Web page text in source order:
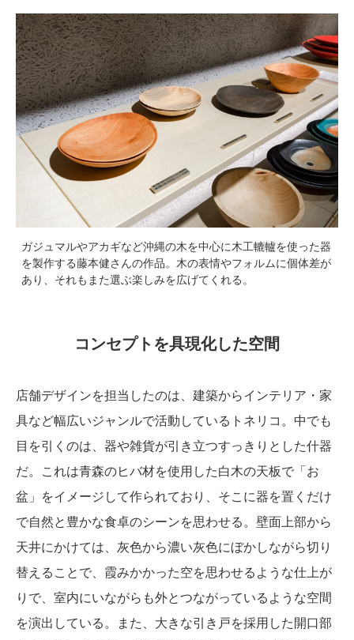
ガジュマルやアカギなど沖縄の木を中心に木工轆轤を使った器
を製作する藤本健さんの作品。木の表情やフォルムに個体差が
あり、それもまた選ぶ楽しみを広げてくれる。
コンセプトを具現化した空間
店舗デザインを担当したのは、建築からインテリア・家
具など幅広いジャンルで活動しているトネリコ。中でも
目を引くのは、器や雑貨が引き立つすっきりとした什器
だ。これは青森のヒバ材を使用した白木の天板で「お
盆」をイメージして作られており、そこに器を置くだけ
で自然と豊かな食卓のシーンを思わせる。壁面上部から
天井にかけては、灰色から濃い灰色にぼかしながら切り
替えることで、霞みかかった空を思わせるような仕上が
りで、室内にいながらも外とつながっているような空間
を演出している。また、大きな引き戸を採用した開口部